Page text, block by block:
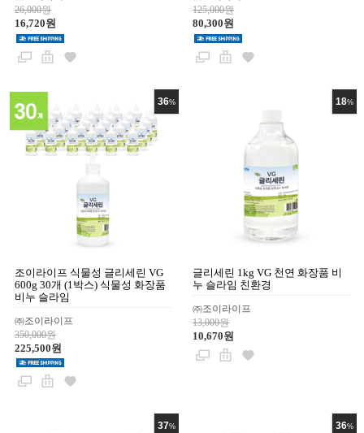
26,000원
16,720원
125,000원
80,300원
36%
조이라이프 식물성 글리세린 VG
600g 30개 (1박스) 식물성 화장품
비누 슬라임
㈜조이라이프
350,000원
225,500원
18%
글리세린 1kg VG 천연 화장품 비
누 슬라임 친환경
㈜조이라이프
13,000원
10,670원
37% 36%